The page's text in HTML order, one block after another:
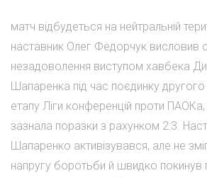
матч відбудеться на нейтральній
наставник Олег Федорчук висловив
незадоволення виступом хавбека
Шапаренка під час поєдинку другого
етапу Ліги конференцій проти
зазнала поразки з рахунком 2:3.
Шапаренко активізувався, але не
напругу боротьби й швидко покинув